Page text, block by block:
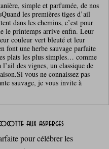
simple et parfumée, de nos
les premières tiges d’ail
dans les chemins, c’est pour
le printemps arrive enfin. Leur
couleur vert bleuté et leur
font une herbe sauvage parfaite
plats les plus simples… comme
l’ail des vignes, un classique de
vous ne connaissez pas
sauvage, je vous invite à
aux asperges
pour célébrer les